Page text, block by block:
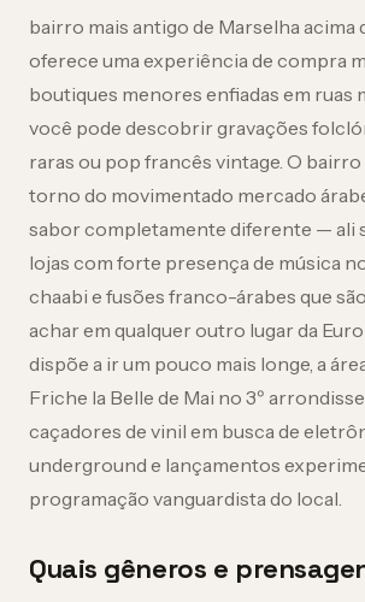
bairro mais antigo de Marselha
oferece uma experiência de compra
boutiques menores enfiadas em ruas
você pode descobrir gravações
raras ou pop francês vintage. O bairro
torno do movimentado mercado
sabor completamente diferente — ali
lojas com forte presença de música
chaabi e fusões franco-árabes que
achar em qualquer outro lugar da
dispõe a ir um pouco mais longe, a
Friche la Belle de Mai no 3º
caçadores de vinil em busca de
underground e lançamentos
programação vanguardista do local.
Quais gêneros e